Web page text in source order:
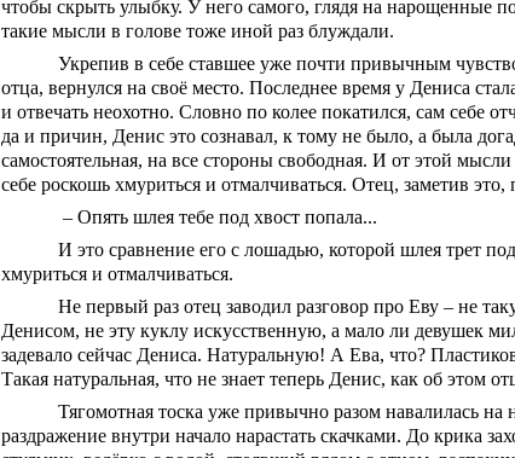
чтобы скрыть улыбку. У него самого, глядя на нарощенные
такие мысли в голове тоже иной раз блуждали.
Укрепив в себе ставшее уже почти привычным
отца, вернулся на своё место. Последнее время у Дениса
и отвечать неохотно. Словно по колее покатился, сам себе
да и причин, Денис это сознавал, к тому не было, а была
самостоятельная, на все стороны свободная. И от этой
себе роскошь хмуриться и отмалчиваться. Отец, заметив это,
– Опять шлея тебе под хвост попала...
И это сравнение его с лошадью, которой шлея трет
хмуриться и отмалчиваться.
Не первый раз отец заводил разговор про Еву – не
Денисом, не эту куклу искусственную, а мало ли девушек
задевало сейчас Дениса. Натуральную! А Ева, что?
Такая натуральная, что не знает теперь Денис, как об этом
Тягомотная тоска уже привычно разом навалилась
раздражение внутри начало нарастать скачками. До крика